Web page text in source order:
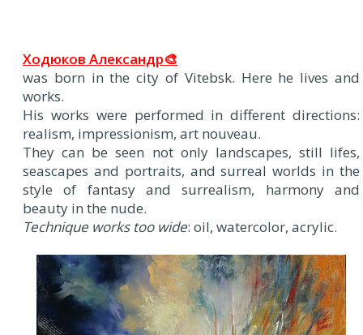
Ходюков Александр🎨
was born in the city of Vitebsk. Here he lives and
works.
His works were performed in different directions:
realism, impressionism, art nouveau.
They can be seen not only landscapes, still lifes,
seascapes and portraits, and surreal worlds in the
style of fantasy and surrealism, harmony and
beauty in the nude.
Technique works too wide: oil, watercolor, acrylic.